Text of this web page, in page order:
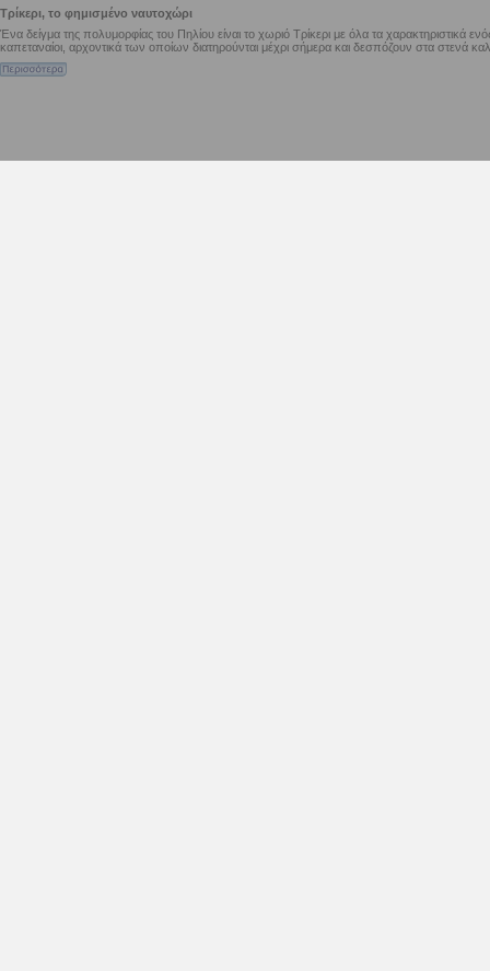
Τρίκερι, το φημισμένο ναυτοχώρι
Ένα δείγμα της πολυμορφίας του Πηλίου είναι το χωριό Τρίκερι με όλα τα χαρακτηριστικά
καπεταναίοι, αρχοντικά των οποίων διατηρούνται μέχρι σήμερα και δεσπόζουν στα στενά